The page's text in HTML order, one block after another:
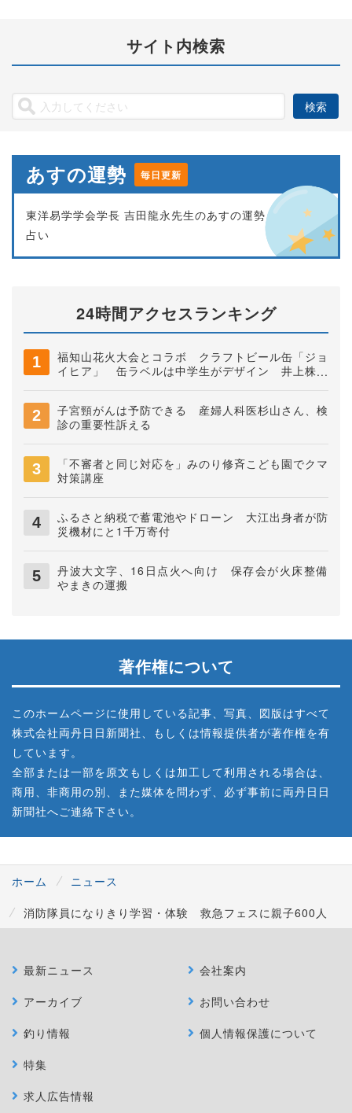
サイト内検索
あすの運勢 毎日更新
東洋易学学会学長 吉田龍永先生のあすの運勢
占い
24時間アクセスランキング
福知山花火大会とコラボ クラフトビール缶「ジョ
イヒア」 缶ラベルは中学生がデザイン 井上株式
子宮頸がんは予防できる 産婦人科医杉山さん、検
診の重要性訴える
「不審者と同じ対応を」みのり修斉こども園でクマ
対策講座
ふるさと納税で蓄電池やドローン 大江出身者が防
災機材にと1千万寄付
丹波大文字、16日点火へ向け 保存会が火床整備
やまきの運搬
著作権について
このホームページに使用している記事、写真、図版はすべて
株式会社両丹日日新聞社、もしくは情報提供者が著作権を有
しています。
全部または一部を原文もしくは加工して利用される場合は、
商用、非商用の別、また媒体を問わず、必ず事前に両丹日日
新聞社へご連絡下さい。
ホーム
ニュース
消防隊員になりきり学習・体験 救急フェスに親子600人
最新ニュース
アーカイブ
釣り情報
特集
求人広告情報
会社案内
お問い合わせ
個人情報保護について